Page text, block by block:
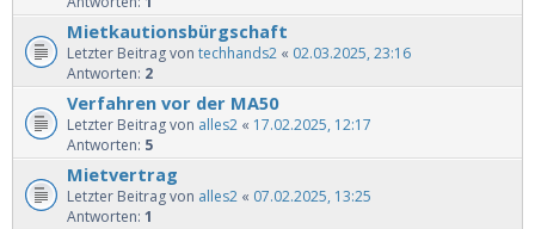
Mietkautionsbürgschaft
Letzter Beitrag von techhands2 « 02.03.2025, 23:16
Antworten: 2
Verfahren vor der MA50
Letzter Beitrag von alles2 « 17.02.2025, 12:17
Antworten: 5
Mietvertrag
Letzter Beitrag von alles2 « 07.02.2025, 13:25
Antworten: 1